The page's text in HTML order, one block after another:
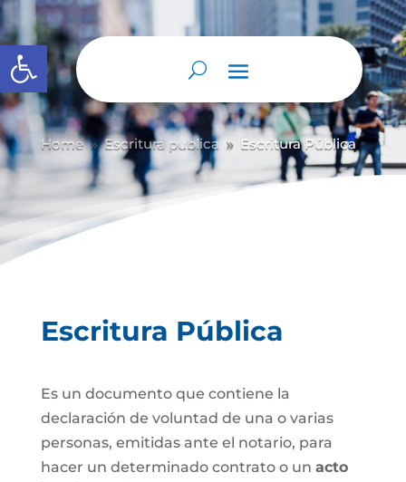
Abrir barra de herramientas
Home 9 Escritura publica 9 Escritura Pública
Escritura Pública
Es un documento que contiene la
declaración de voluntad de una o varias
personas, emitidas ante el notario, para
hacer un determinado contrato o un acto